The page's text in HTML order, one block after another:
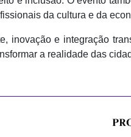
da cultura e da
inovação e integração
a realidade das